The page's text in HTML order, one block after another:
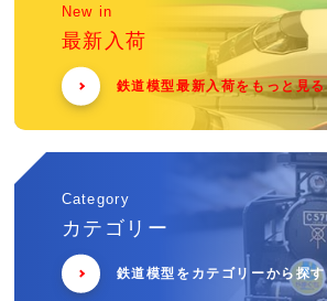
New in
最新入荷
鉄道模型最新入荷をもっと見る
Category
カテゴリー
鉄道模型をカテゴリーから探す